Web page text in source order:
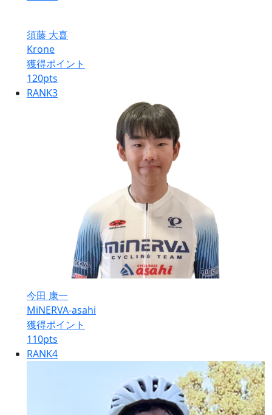
須藤 大喜
Krone
獲得ポイント
120pts
RANK3
今田 康一
MiNERVA-asahi
獲得ポイント
110pts
RANK4